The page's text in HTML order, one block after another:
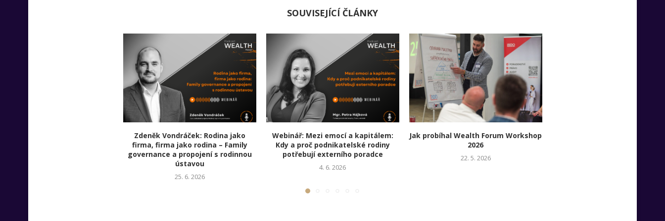
SOUVISEJÍCÍ ČLÁNKY
Zdeněk Vondráček: Rodina jako
firma, firma jako rodina – Family
governance a propojení s rodinnou
ústavou
25. 6. 2026
Webinář: Mezi emocí a kapitálem:
Kdy a proč podnikatelské rodiny
potřebují externího poradce
4. 6. 2026
Jak probíhal Wealth Forum Workshop
2026
22. 5. 2026